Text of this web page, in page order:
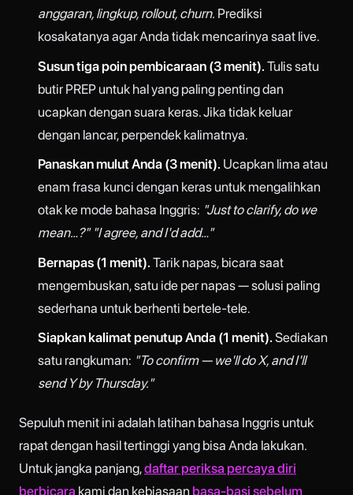
anggaran, lingkup, rollout, churn. Prediksi
kosakatanya agar Anda tidak mencarinya saat live.
Susun tiga poin pembicaraan (3 menit). Tulis satu
butir PREP untuk hal yang paling penting dan
ucapkan dengan suara keras. Jika tidak keluar
dengan lancar, perpendek kalimatnya.
Panaskan mulut Anda (3 menit). Ucapkan lima atau
enam frasa kunci dengan keras untuk mengalihkan
otak ke mode bahasa Inggris: "Just to clarify, do we
mean…?" "I agree, and I'd add…"
Bernapas (1 menit). Tarik napas, bicara saat
mengembuskan, satu ide per napas — solusi paling
sederhana untuk berhenti bertele-tele.
Siapkan kalimat penutup Anda (1 menit). Sediakan
satu rangkuman: "To confirm — we'll do X, and I'll
send Y by Thursday."
Sepuluh menit ini adalah latihan bahasa Inggris untuk
rapat dengan hasil tertinggi yang bisa Anda lakukan.
Untuk jangka panjang,daftar periksa percaya diri
berbicara kami dan kebiasaan basa-basi sebelum